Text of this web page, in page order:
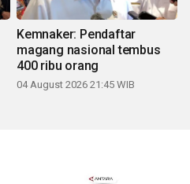
Kemnaker: Pendaftar
magang nasional tembus
400 ribu orang
04 August 2026 21:45 WIB